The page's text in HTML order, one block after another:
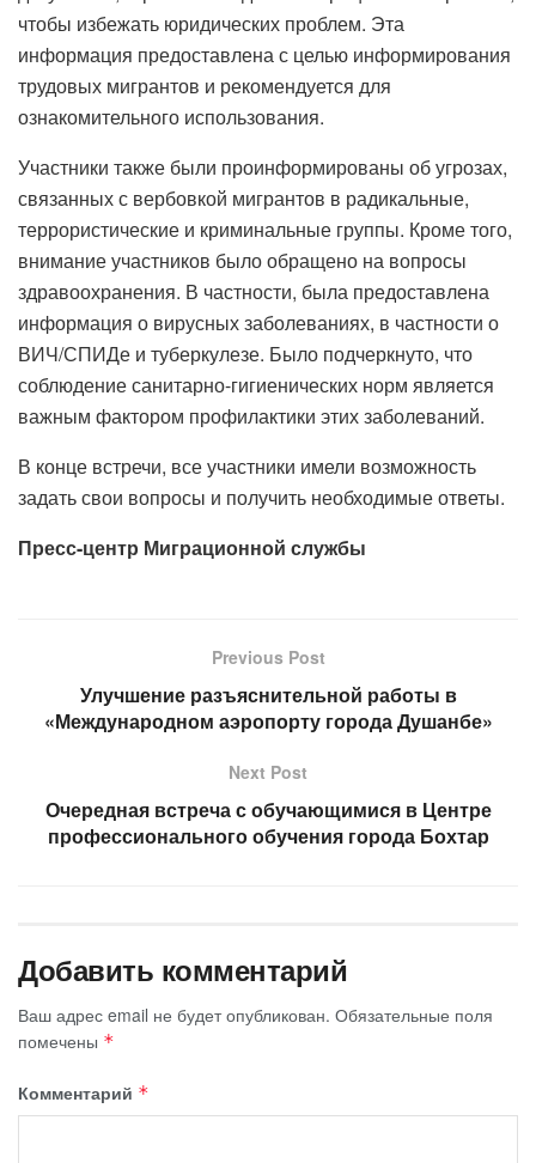
чтобы избежать юридических проблем. Эта
информация предоставлена ​​с целью информирования
трудовых мигрантов и рекомендуется для
ознакомительного использования.
Участники также были проинформированы об угрозах,
связанных с вербовкой мигрантов в радикальные,
террористические и криминальные группы. Кроме того,
внимание участников было обращено на вопросы
здравоохранения. В частности, была предоставлена ​​
информация о вирусных заболеваниях, в частности о
ВИЧ/СПИДе и туберкулезе. Было подчеркнуто, что
соблюдение санитарно-гигиенических норм является
важным фактором профилактики этих заболеваний.
В конце встречи, все участники имели возможность
задать свои вопросы и получить необходимые ответы.
Пресс-центр Миграционной службы
Previous Post
Улучшение разъяснительной работы в
«Международном аэропорту города Душанбе»
Next Post
Очередная встреча с обучающимися в Центре
профессионального обучения города Бохтар
Добавить комментарий
Ваш адрес email не будет опубликован. Обязательные поля
помечены *
Комментарий *